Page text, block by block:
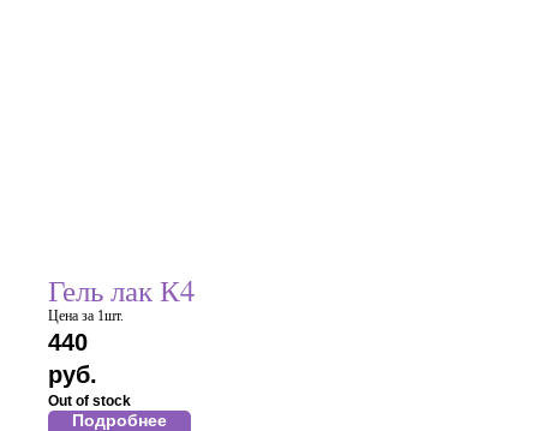
Гель лак К4
Цена за 1шт.
440
руб.
Out of stock
Подробнее